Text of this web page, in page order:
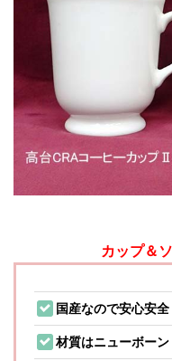
カップ＆
国産なので安心安全
材質はニューボーン